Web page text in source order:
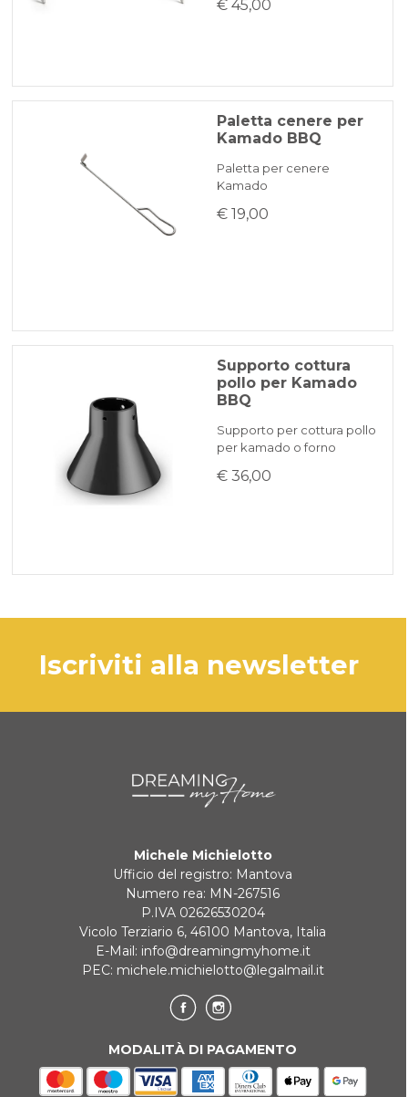
€ 45,00
Paletta cenere per
Kamado BBQ
Paletta per cenere
Kamado
€ 19,00
Supporto cottura
pollo per Kamado
BBQ
Supporto per cottura pollo
per kamado o forno
€ 36,00
iscriviti alla newsletter
Michele Michielotto
Ufficio del registro: Mantova
Numero rea: MN-267516
P.IVA 02626530204
Vicolo Terziario 6, 46100 Mantova, Italia
E-Mail: info@dreamingmyhome.it
PEC: michele.michielotto@legalmail.it
MODALITÀ DI PAGAMENTO